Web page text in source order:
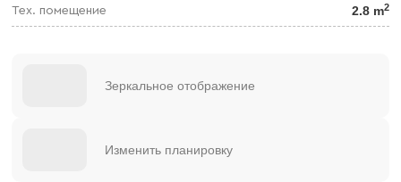
Тех. помещение 2.8 m2
Зеркальное отображение
Изменить планировку